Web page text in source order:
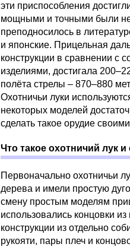
эти приспособления
мощными и точными были не
преподносилось в
и японские. Прицельная
конструкции в сравнении с
изделиями, достигала
полёта стрелы – 870–880
Охотничьи луки
некоторых моделей
сделать такое орудие
Что такое охотничий лук
Первоначально охотничьи
дерева и имели простую
смену простым моделям
использовались концовки
конструкции из отдельно
рукояти, пары плеч и